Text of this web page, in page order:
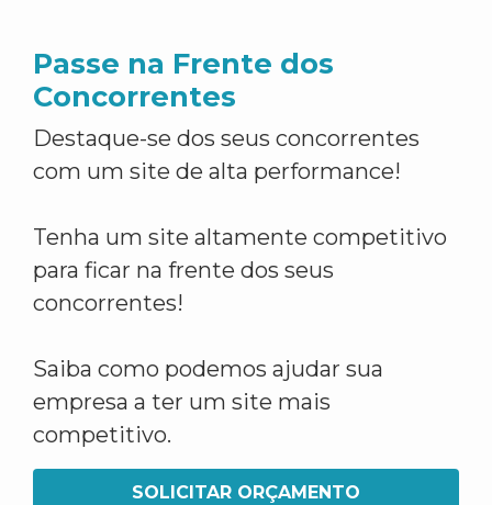
Passe na Frente dos
Concorrentes
Destaque-se dos seus concorrentes
com um site de alta performance!
Tenha um site altamente competitivo
para ficar na frente dos seus
concorrentes!
Saiba como podemos ajudar sua
empresa a ter um site mais
competitivo.
SOLICITAR ORÇAMENTO